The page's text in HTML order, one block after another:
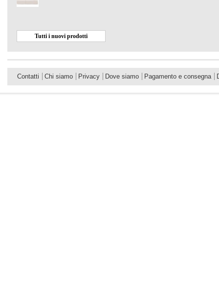
Tutti i nuovi prodotti
Contatti Chi siamo Privacy Dove siamo Pagamento e consegna